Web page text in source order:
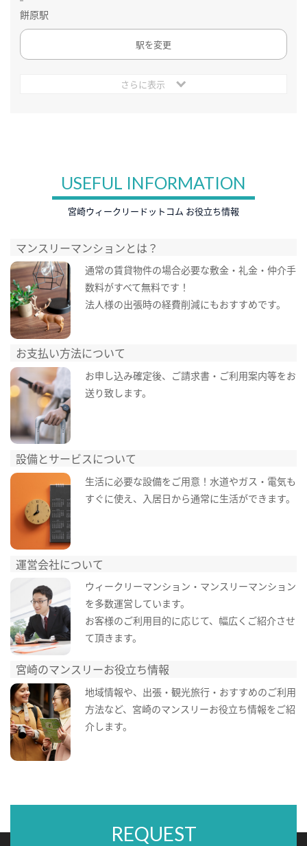
餅原駅
駅を変更
さらに表示
USEFUL INFORMATION
宮崎ウィークリードットコム お役立ち情報
マンスリーマンションとは？
通常の賃貸物件の場合必要な敷金・礼金・仲介手
数料がすべて無料です！
法人様の出張時の経費削減にもおすすめです。
お支払い方法について
お申し込み確定後、ご請求書・ご利用案内等をお
送り致します。
設備とサービスについて
生活に必要な設備をご用意！水道やガス・電気も
すぐに使え、入居日から通常に生活ができます。
運営会社について
ウィークリーマンション・マンスリーマンション
を多数運営しています。
お客様のご利用目的に応じて、幅広くご紹介させ
て頂きます。
宮崎のマンスリーお役立ち情報
地域情報や、出張・観光旅行・おすすめのご利用
方法など、宮崎のマンスリーお役立ち情報をご紹
介します。
REQUEST